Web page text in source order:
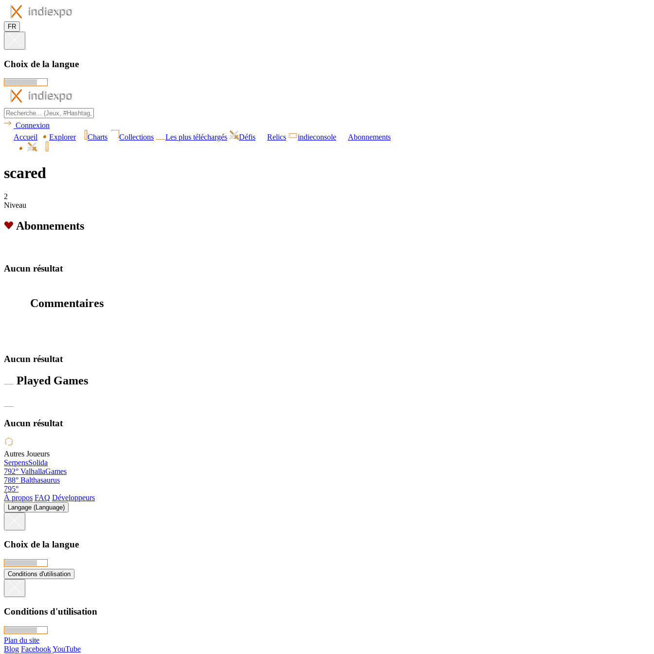
FR
Choix de la langue
Connexion
Accueil
Explorer Charts Collections Les plus téléchargés Défis Relics indieconsole Abonnements
scared
2
Niveau
Abonnements
Aucun résultat
Commentaires
Aucun résultat
Played Games
Aucun résultat
Autres Joueurs
SerpensSolida
792° ValhallaGames
788° Balthasaurus
795°
À propos FAQ Développeurs
Langage (Language)
Choix de la langue
Conditions d'utilisation
Conditions d'utilisation
Plan du site
Blog FacebookYouTube